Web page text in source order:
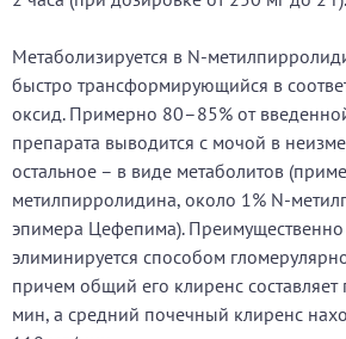
Метаболизируется в N-
быстро трансформирующийся в
оксид. Примерно 80–85% от
препарата выводится с мочой в
остальное – в виде метаболитов
метилпирролидина, около 1% N-
эпимера Цефепима).
элиминируется способом
причем общий его клиренс
мин, а средний почечный клиренс